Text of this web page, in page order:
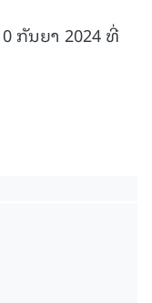
ກັນຍາ 2024 ທີ່